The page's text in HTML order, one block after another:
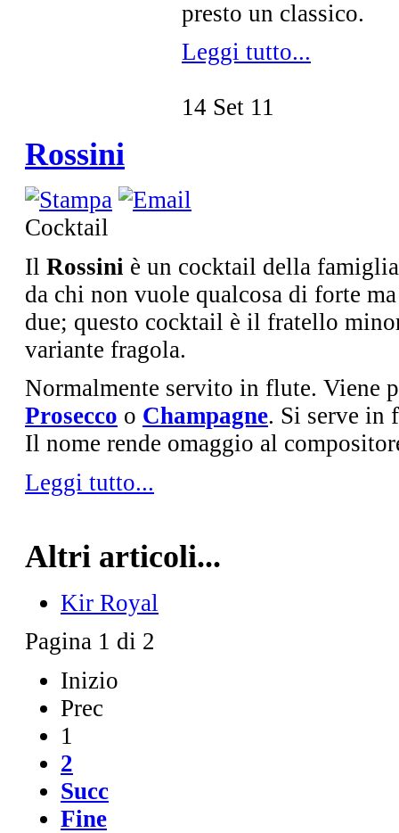
presto un classico.
Leggi tutto...
14 Set 11
Rossini
Cocktail
Il Rossini è un cocktail della
da chi non vuole qualcosa di forte
due; questo cocktail è il fratello
variante fragola.
Normalmente servito in flute. Viene
Prosecco o Champagne. Si serve in
Il nome rende omaggio al
Leggi tutto...
Altri articoli...
Kir Royal
Pagina 1 di 2
Inizio
Prec
1
2
Succ
Fine